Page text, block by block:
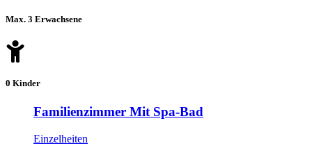
Max. 3 Erwachsene
0 Kinder
Familienzimmer Mit Spa-Bad
Einzelheiten